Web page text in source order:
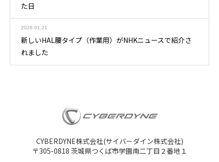
た日
2026.01.21
新しいHAL腰タイプ（作業用）がNHKニュースで紹介さ
れました
CYBERDYNE株式会社(サイバーダイン株式会社)
〒305-0818 茨城県つくば市学園南二丁目２番地１